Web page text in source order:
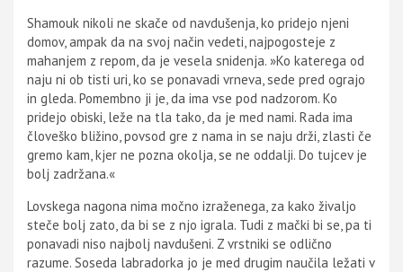
Shamouk nikoli ne skače od navdušenja, ko pridejo njeni
domov, ampak da na svoj način vedeti, najpogosteje z
mahanjem z repom, da je vesela snidenja. »Ko katerega od
naju ni ob tisti uri, ko se ponavadi vrneva, sede pred ograjo
in gleda. Pomembno ji je, da ima vse pod nadzorom. Ko
pridejo obiski, leže na tla tako, da je med nami. Rada ima
človeško bližino, povsod gre z nama in se naju drži, zlasti če
gremo kam, kjer ne pozna okolja, se ne oddalji. Do tujcev je
bolj zadržana.«
Lovskega nagona nima močno izraženega, za kako živaljo
steče bolj zato, da bi se z njo igrala. Tudi z mački bi se, pa ti
ponavadi niso najbolj navdušeni. Z vrstniki se odlično
razume. Soseda labradorka jo je med drugim naučila ležati v